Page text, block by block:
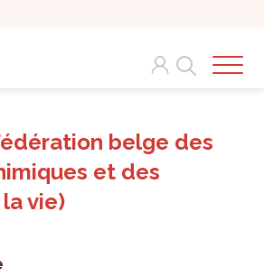
Search
belge des
et des
vie)